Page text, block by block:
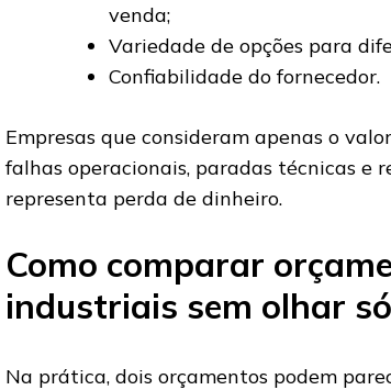
venda;
Variedade de opções para
Confiabilidade do fornecedor.
Empresas que consideram apenas o
falhas operacionais, paradas técnicas e
representa perda de dinheiro.
Como comparar
industriais sem olhar
Na prática, dois orçamentos podem